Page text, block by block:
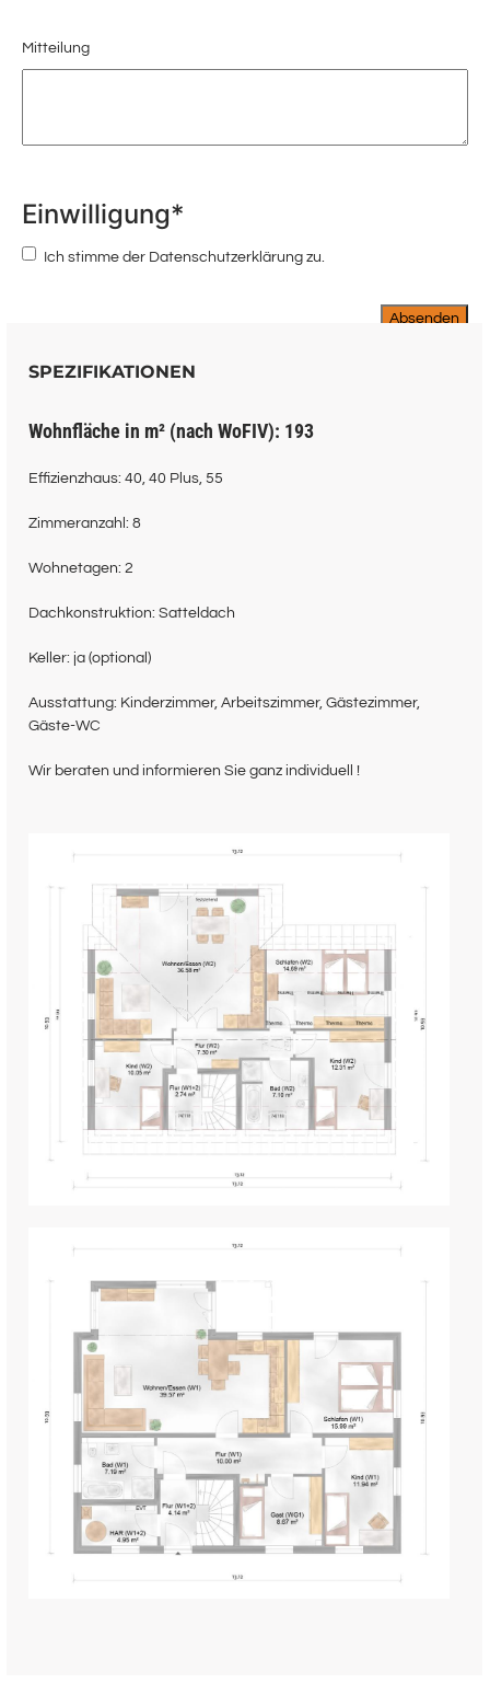
Mitteilung
Einwilligung*
Ich stimme der Datenschutzerklärung zu.
SPEZIFIKATIONEN
Wohnfläche in m² (nach WoFIV): 193
Effizienzhaus: 40, 40 Plus, 55
Zimmeranzahl: 8
Wohnetagen: 2
Dachkonstruktion: Satteldach
Keller: ja (optional)
Ausstattung: Kinderzimmer, Arbeitszimmer, Gästezimmer,
Gäste-WC
Wir beraten und informieren Sie ganz individuell !